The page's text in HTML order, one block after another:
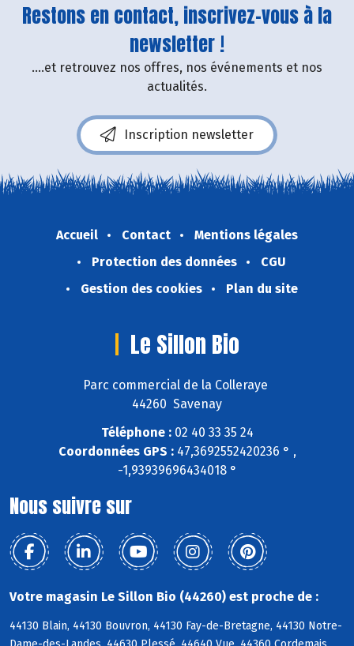
Restons en contact, inscrivez-vous à la
newsletter !
....et retrouvez nos offres, nos événements et nos
actualités.
Inscription newsletter
Accueil Contact
Mentions légales
Protection des données
CGU
Gestion des cookies
Plan du site
Le Sillon Bio
Parc commercial de la Colleraye
44260 Savenay
Téléphone :02 40 33 35 24
Coordonnées GPS :47,3692552420236 ° ,
-1,93939696434018 °
Nous suivre sur
Votre magasin Le Sillon Bio (44260) est proche de :
44130 Blain, 44130 Bouvron, 44130 Fay-de-Bretagne, 44130 Notre-